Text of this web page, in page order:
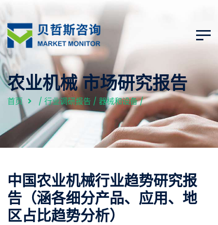
农业机械 市场研究报告
首页 / 行业调研报告 / 器械和设备/
中国农业机械行业趋势研究报
告（涵各细分产品、应用、地
区占比趋势分析）